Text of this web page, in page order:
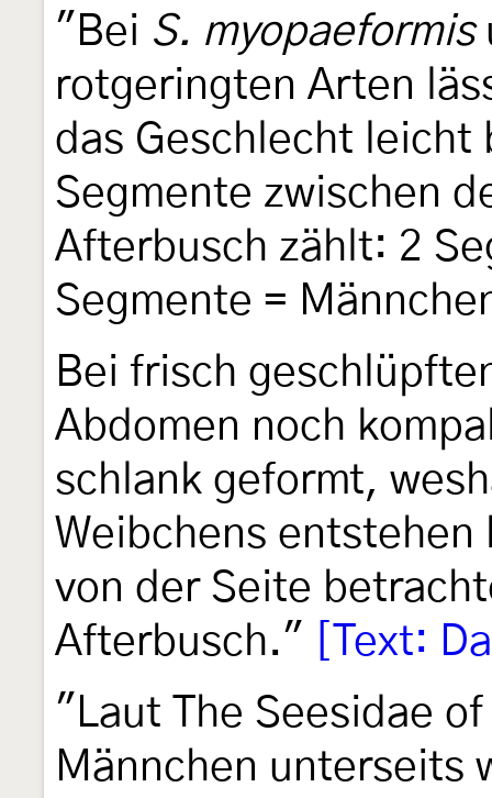
"Bei S. myopaeformis
rotgeringten Arten
das Geschlecht leicht
Segmente zwischen
Afterbusch zählt: 2
Segmente =
Bei frisch
Abdomen noch
schlank geformt,
Weibchens
von der Seite
Afterbusch."
[Text:
"Laut The Seesidae
Männchen unterseits